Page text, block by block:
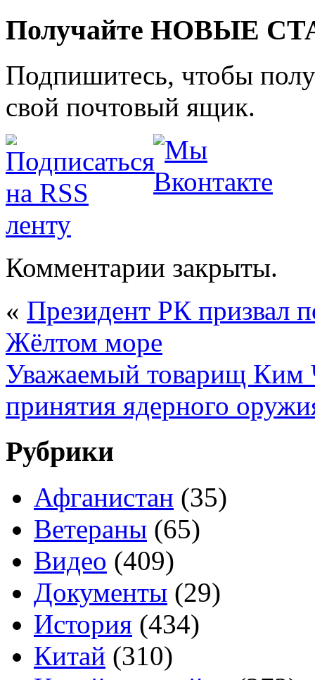
Получайте НОВЫЕ
Подпишитесь, чтобы
свой почтовый ящик.
Комментарии закрыты.
« Президент РК призвал
Жёлтом море
Уважаемый товарищ Ким
принятия ядерного
Рубрики
Афганистан (35)
Ветераны (65)
Видео (409)
Документы (29)
История (434)
Китай (310)